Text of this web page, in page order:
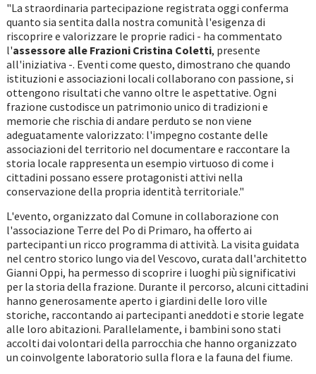
"La straordinaria partecipazione registrata oggi conferma
quanto sia sentita dalla nostra comunità l'esigenza di
riscoprire e valorizzare le proprie radici - ha commentato
l'assessore alle Frazioni Cristina Coletti, presente
all'iniziativa -. Eventi come questo, dimostrano che quando
istituzioni e associazioni locali collaborano con passione, si
ottengono risultati che vanno oltre le aspettative. Ogni
frazione custodisce un patrimonio unico di tradizioni e
memorie che rischia di andare perduto se non viene
adeguatamente valorizzato: l'impegno costante delle
associazioni del territorio nel documentare e raccontare la
storia locale rappresenta un esempio virtuoso di come i
cittadini possano essere protagonisti attivi nella
conservazione della propria identità territoriale."
L'evento, organizzato dal Comune in collaborazione con
l'associazione Terre del Po di Primaro, ha offerto ai
partecipanti un ricco programma di attività. La visita guidata
nel centro storico lungo via del Vescovo, curata dall'architetto
Gianni Oppi, ha permesso di scoprire i luoghi più significativi
per la storia della frazione. Durante il percorso, alcuni cittadini
hanno generosamente aperto i giardini delle loro ville
storiche, raccontando ai partecipanti aneddoti e storie legate
alle loro abitazioni. Parallelamente, i bambini sono stati
accolti dai volontari della parrocchia che hanno organizzato
un coinvolgente laboratorio sulla flora e la fauna del fiume.